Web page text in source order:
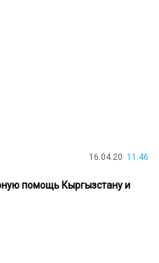
16.04.20 11:46
помощь Кыргызстану и